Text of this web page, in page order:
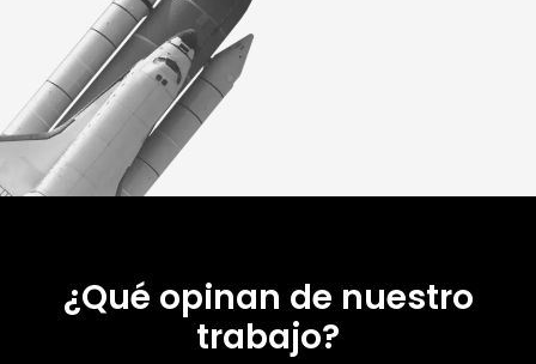
¿Qué opinan de nuestro
trabajo?